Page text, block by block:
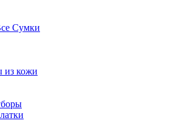
Сумки
из кожи